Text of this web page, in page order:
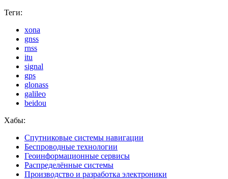
Теги:
xona
gnss
rnss
itu
signal
gps
glonass
galileo
beidou
Хабы:
Спутниковые системы навигации
Беспроводные технологии
Геоинформационные сервисы
Распределённые системы
Производство и разработка электроники